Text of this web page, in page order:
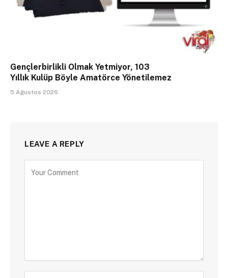
Gençlerbirlikli Olmak Yetmiyor, 103
Yıllık Kulüp Böyle Amatörce Yönetilemez
5 Ağustos 2026
LEAVE A REPLY